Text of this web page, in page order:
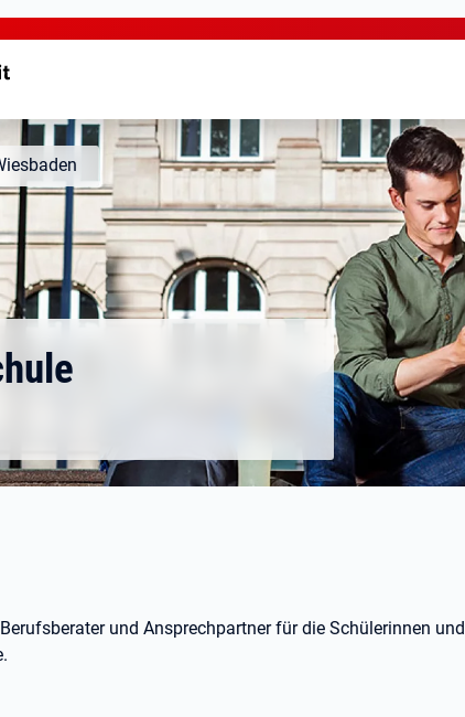
und Ansprechpartner für die Schülerinnen und